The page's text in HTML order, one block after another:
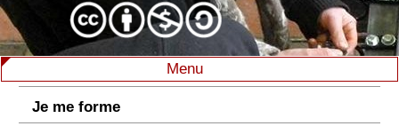
Menu
Je me forme